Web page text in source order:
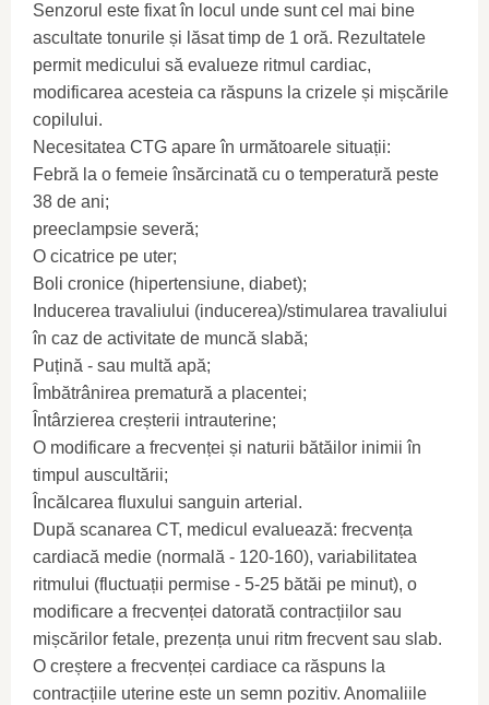
Senzorul este fixat în locul unde sunt cel mai bine
ascultate tonurile și lăsat timp de 1 oră. Rezultatele
permit medicului să evalueze ritmul cardiac,
modificarea acesteia ca răspuns la crizele și mișcările
copilului.
Necesitatea CTG apare în următoarele situații:
Febră la o femeie însărcinată cu o temperatură peste
38 de ani;
preeclampsie severă;
O cicatrice pe uter;
Boli cronice (hipertensiune, diabet);
Inducerea travaliului (inducerea)/stimularea travaliului
în caz de activitate de muncă slabă;
Puțină - sau multă apă;
Îmbătrânirea prematură a placentei;
Întârzierea creșterii intrauterine;
O modificare a frecvenței și naturii bătăilor inimii în
timpul auscultării;
Încălcarea fluxului sanguin arterial.
După scanarea CT, medicul evaluează: frecvența
cardiacă medie (normală - 120-160), variabilitatea
ritmului (fluctuații permise - 5-25 bătăi pe minut), o
modificare a frecvenței datorată contracțiilor sau
mișcărilor fetale, prezența unui ritm frecvent sau slab.
O creștere a frecvenței cardiace ca răspuns la
contracțiile uterine este un semn pozitiv. Anomaliile